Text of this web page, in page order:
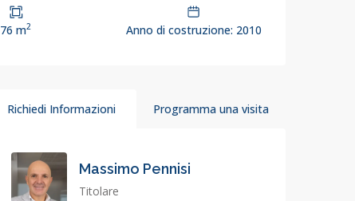
76 m2 Anno di costruzione: 2010
Richiedi Informazioni Programma una visita
Massimo Pennisi
Titolare